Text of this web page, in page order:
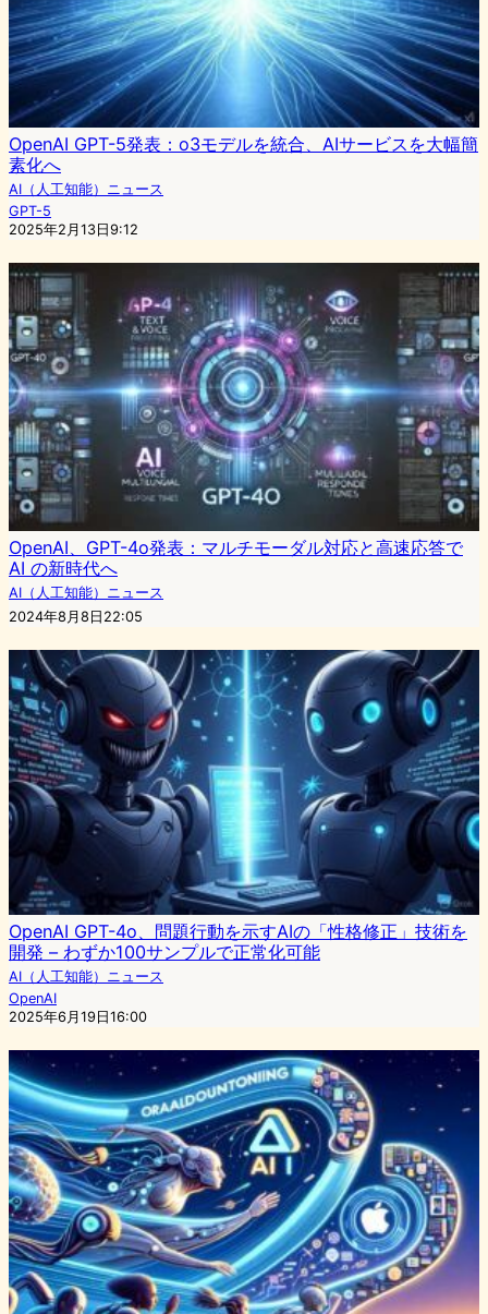
OpenAI GPT-5発表：o3モデルを統合、AIサービスを大幅簡
素化へ
AI（人工知能）ニュース
GPT-5
2025年2月13日9:12
OpenAI、GPT-4o発表：マルチモーダル対応と高速応答で
AI の新時代へ
AI（人工知能）ニュース
2024年8月8日22:05
OpenAI GPT-4o、問題行動を示すAIの「性格修正」技術を
開発 – わずか100サンプルで正常化可能
AI（人工知能）ニュース
OpenAI
2025年6月19日16:00